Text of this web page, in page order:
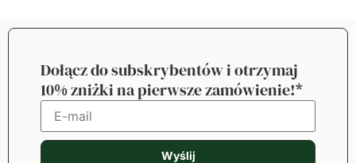
Dołącz do subskrybentów i otrzymaj
10% zniżki na pierwsze zamówienie!*
Wyślij